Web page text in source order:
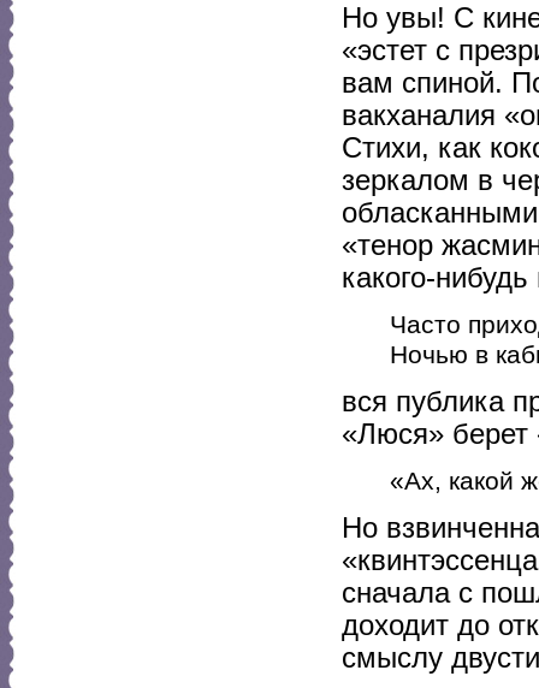
Но увы! С
«эстет с
вам спиной.
вакханалия
Стихи, как
зеркалом в
«тенор
какого-
Часто
Ночью в
вся публика
«Люся» берет
«Ах, какой
Но
сначала с
доходит до
смыслу